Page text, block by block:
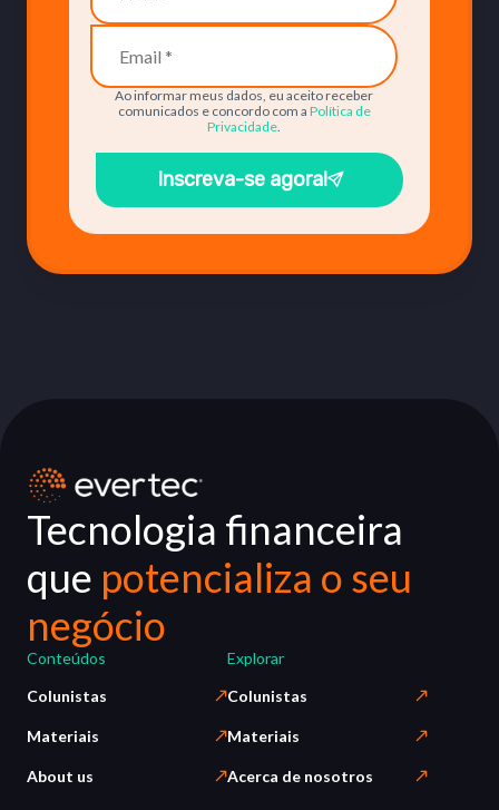
Ao informar meus dados, eu aceito receber
comunicados e concordo com a Política de
Privacidade.
Inscreva-se agora!
Tecnologia financeira
que potencializa o seu
negócio
Conteúdos
Colunistas
Materiais
About us
Explorar
Colunistas
Materiais
Acerca de nosotros